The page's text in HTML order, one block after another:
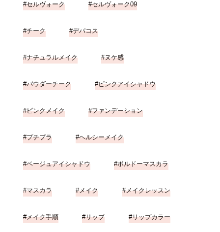
セルヴォーク セルヴォーク09
チーク デパコス
ナチュラルメイク ヌケ感
パウダーチーク ピンクアイシャドウ
ピンクメイク ファンデーション
プチプラ ヘルシーメイク
ベージュアイシャドウ ボルドーマスカラ
マスカラ メイク メイクレッスン
メイク手順 リップ リップカラー